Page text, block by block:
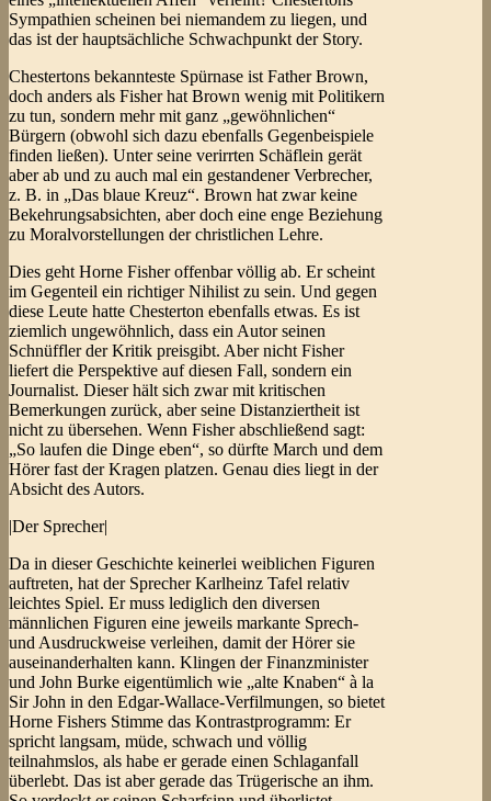
Sympathien scheinen bei niemandem zu liegen, und
das ist der hauptsächliche Schwachpunkt der Story.
Chestertons bekannteste Spürnase ist Father Brown,
doch anders als Fisher hat Brown wenig mit Politikern
zu tun, sondern mehr mit ganz „gewöhnlichen“
Bürgern (obwohl sich dazu ebenfalls Gegenbeispiele
finden ließen). Unter seine verirrten Schäflein gerät
aber ab und zu auch mal ein gestandener Verbrecher,
z. B. in „Das blaue Kreuz“. Brown hat zwar keine
Bekehrungsabsichten, aber doch eine enge Beziehung
zu Moralvorstellungen der christlichen Lehre.
Dies geht Horne Fisher offenbar völlig ab. Er scheint
im Gegenteil ein richtiger Nihilist zu sein. Und gegen
diese Leute hatte Chesterton ebenfalls etwas. Es ist
ziemlich ungewöhnlich, dass ein Autor seinen
Schnüffler der Kritik preisgibt. Aber nicht Fisher
liefert die Perspektive auf diesen Fall, sondern ein
Journalist. Dieser hält sich zwar mit kritischen
Bemerkungen zurück, aber seine Distanziertheit ist
nicht zu übersehen. Wenn Fisher abschließend sagt:
„So laufen die Dinge eben“, so dürfte March und dem
Hörer fast der Kragen platzen. Genau dies liegt in der
Absicht des Autors.
|Der Sprecher|
Da in dieser Geschichte keinerlei weiblichen Figuren
auftreten, hat der Sprecher Karlheinz Tafel relativ
leichtes Spiel. Er muss lediglich den diversen
männlichen Figuren eine jeweils markante Sprech-
und Ausdruckweise verleihen, damit der Hörer sie
auseinanderhalten kann. Klingen der Finanzminister
und John Burke eigentümlich wie „alte Knaben“ à la
Sir John in den Edgar-Wallace-Verfilmungen, so bietet
Horne Fishers Stimme das Kontrastprogramm: Er
spricht langsam, müde, schwach und völlig
teilnahmslos, als habe er gerade einen Schlaganfall
überlebt. Das ist aber gerade das Trügerische an ihm.